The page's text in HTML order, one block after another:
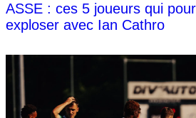
ASSE : ces 5 joueurs qui
exploser avec Ian Cathro